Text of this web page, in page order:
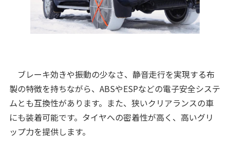
ブレーキ効きや振動の少なさ、静音走行を実現する布
製の特徴を持ちながら、ABSやESPなどの電子安全システ
ムとも互換性があります。また、狭いクリアランスの車
にも装着可能です。タイヤへの密着性が高く、高いグリ
ップ力を提供します。